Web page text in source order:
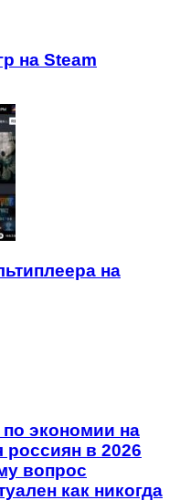
на Steam
на
экономии на
россиян в 2026
вопрос
как никогда